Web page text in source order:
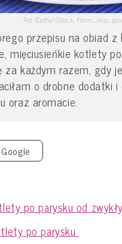
Fot. Getty/iStock,
przepisu na obiad
mięciusieńkie kotlety
za każdym razem, gdy
o drobne dodatki
oraz aromacie.
po parysku od
po parysku